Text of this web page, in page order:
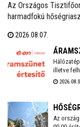
Az Országos
harmadfokú
marad érvényben.
ivókutak, emellett
hőségben.
2026.08.07.
illetve
Béla
Az